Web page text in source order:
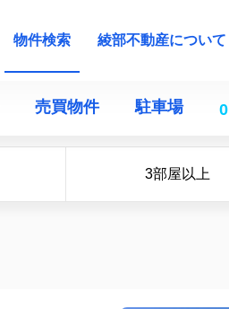
物件検索 綾部不動産について
売買物件 駐車場 0
3部屋以上